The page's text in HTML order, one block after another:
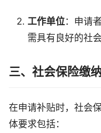
工作单位：申请
需具有良好的社会
三、社会保险缴
在申请补贴时，社会
体要求包括：